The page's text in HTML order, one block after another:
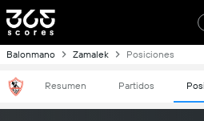
Balonmano Zamalek Posiciones
Resumen Partidos